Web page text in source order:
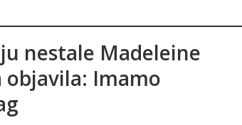
nestale Madeleine
objavila: Imamo